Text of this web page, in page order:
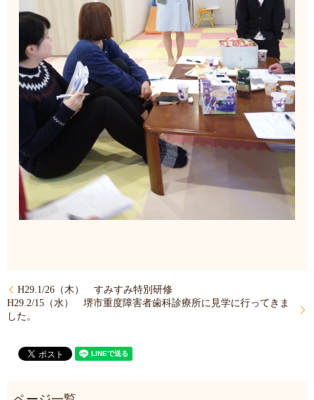
H29.1/26（木） すみすみ特別研修
H29.2/15（水） 堺市重度障害者歯科診療所に見学に行ってきま
した。